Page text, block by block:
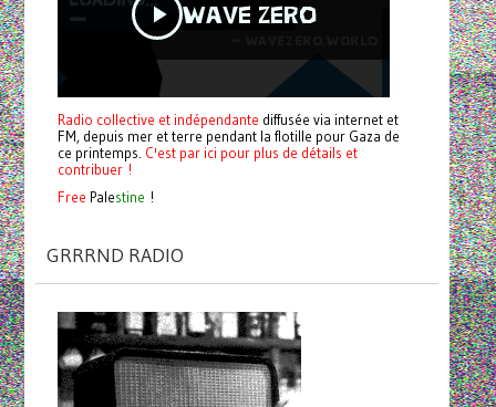
Radio collective et indépendante diffusée via internet et
FM, depuis mer et terre pendant la flotille pour Gaza de
ce printemps. C'est par ici pour plus de détails et
contribuer !
Free Palestine !
GRRRND RADIO